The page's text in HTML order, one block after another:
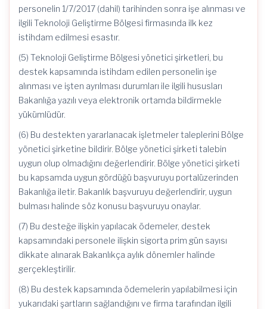
personelin 1/7/2017 (dahil) tarihinden sonra işe alınması ve
ilgili Teknoloji Geliştirme Bölgesi firmasında ilk kez
istihdam edilmesi esastır.
(5) Teknoloji Geliştirme Bölgesi yönetici şirketleri, bu
destek kapsamında istihdam edilen personelin işe
alınması ve işten ayrılması durumları ile ilgili hususları
Bakanlığa yazılı veya elektronik ortamda bildirmekle
yükümlüdür.
(6) Bu destekten yararlanacak işletmeler taleplerini Bölge
yönetici şirketine bildirir. Bölge yönetici şirketi talebin
uygun olup olmadığını değerlendirir. Bölge yönetici şirketi
bu kapsamda uygun gördüğü başvuruyu portalüzerinden
Bakanlığa iletir. Bakanlık başvuruyu değerlendirir, uygun
bulması halinde söz konusu başvuruyu onaylar.
(7) Bu desteğe ilişkin yapılacak ödemeler, destek
kapsamındaki personele ilişkin sigorta prim gün sayısı
dikkate alınarak Bakanlıkça aylık dönemler halinde
gerçekleştirilir.
(8) Bu destek kapsamında ödemelerin yapılabilmesi için
yukarıdaki şartların sağlandığını ve firma tarafından ilgili